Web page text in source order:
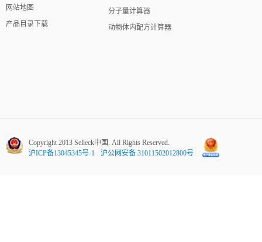
网站地图
产品目录下载
分子量计算器
动物体内配方计算器
Copyright 2013 Selleck中国. All Rights Reserved.
沪ICP备13045345号-1
沪公网安备 31011502012800号